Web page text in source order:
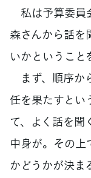
私は予算委員
森さんから話を
いかということ
まず、順序か
任を果たすとい
て、よく話を聞
中身が。その上
かどうかが決ま